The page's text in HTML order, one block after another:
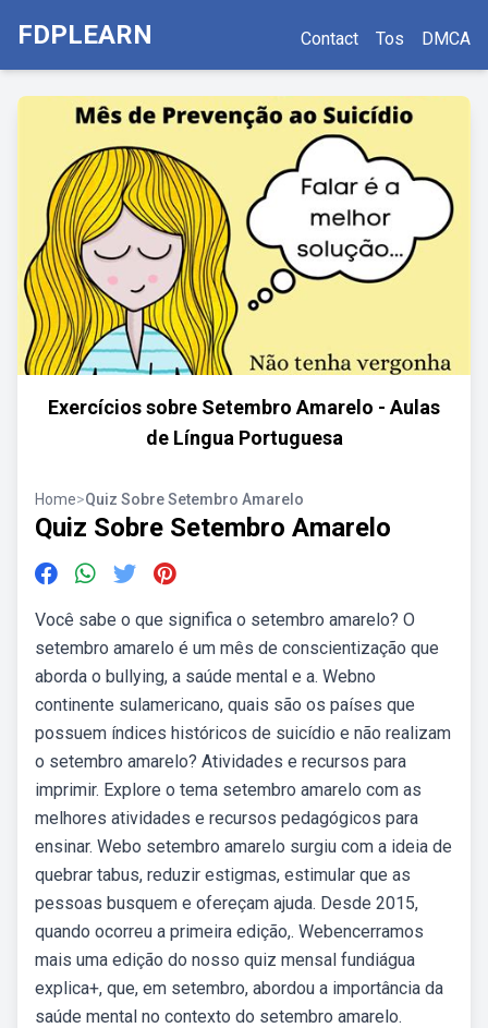
FDPLEARN Contact Tos DMCA
Exercícios sobre Setembro Amarelo - Aulas
de Língua Portuguesa
Home>Quiz Sobre Setembro Amarelo
Quiz Sobre Setembro Amarelo
Você sabe o que significa o setembro amarelo? O
setembro amarelo é um mês de conscientização que
aborda o bullying, a saúde mental e a. Webno
continente sulamericano, quais são os países que
possuem índices históricos de suicídio e não realizam
o setembro amarelo? Atividades e recursos para
imprimir. Explore o tema setembro amarelo com as
melhores atividades e recursos pedagógicos para
ensinar. Webo setembro amarelo surgiu com a ideia de
quebrar tabus, reduzir estigmas, estimular que as
pessoas busquem e ofereçam ajuda. Desde 2015,
quando ocorreu a primeira edição,. Webencerramos
mais uma edição do nosso quiz mensal fundiágua
explica+, que, em setembro, abordou a importância da
saúde mental no contexto do setembro amarelo.